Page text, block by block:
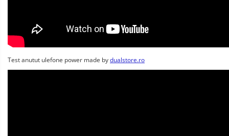
Test anutut ulefone power made bydualstore.ro